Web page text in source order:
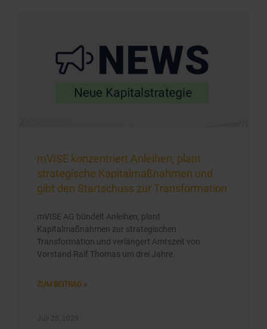
mVISE konzentriert Anleihen, plant
strategische Kapitalmaßnahmen und
gibt den Startschuss zur Transformation
mVISE AG bündelt Anleihen, plant
Kapitalmaßnahmen zur strategischen
Transformation und verlängert Amtszeit von
Vorstand Ralf Thomas um drei Jahre.
ZUM BEITRAG »